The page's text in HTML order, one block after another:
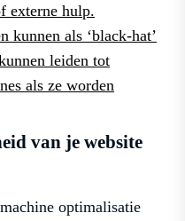
externe hulp.
kunnen als ‘black-hat’
leiden tot
als ze worden
van je website
optimalisatie